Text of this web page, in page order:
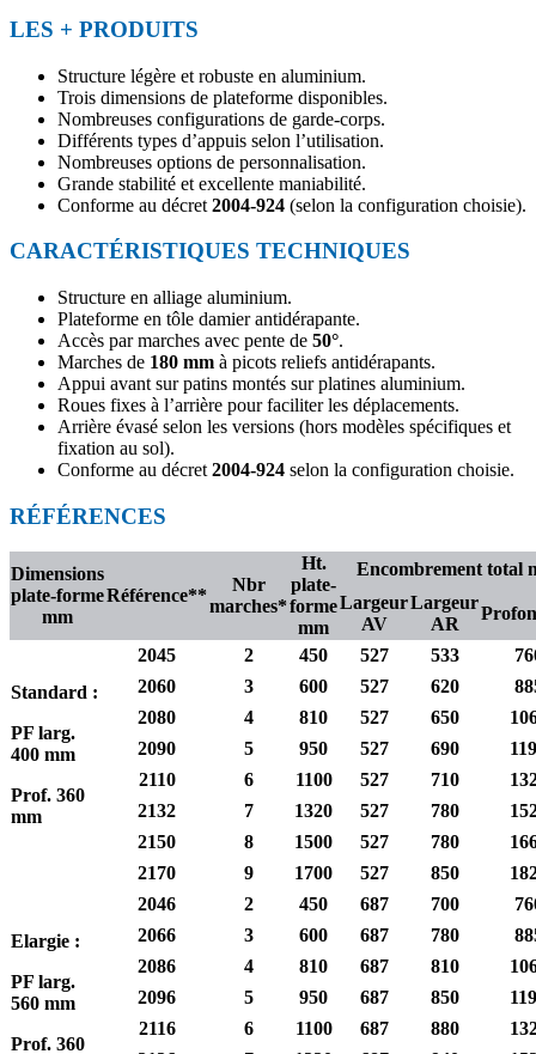
LES + PRODUITS
Structure légère et robuste en aluminium.
Trois dimensions de plateforme disponibles.
Nombreuses configurations de garde-corps.
Différents types d’appuis selon l’utilisation.
Nombreuses options de personnalisation.
Grande stabilité et excellente maniabilité.
Conforme au décret 2004-924 (selon la configuration choisie).
CARACTÉRISTIQUES TECHNIQUES
Structure en alliage aluminium.
Plateforme en tôle damier antidérapante.
Accès par marches avec pente de 50°.
Marches de 180 mm à picots reliefs antidérapants.
Appui avant sur patins montés sur platines aluminium.
Roues fixes à l’arrière pour faciliter les déplacements.
Arrière évasé selon les versions (hors modèles spécifiques et
fixation au sol).
Conforme au décret 2004-924 selon la configuration choisie.
RÉFÉRENCES
Dimensions
plate-forme
mm
Référence**
Nbr
marches*
Ht.
plate-
forme
mm
Encombrement total
Largeur
AV
Largeur
AR
Standard :
PF larg.
400 mm
Prof. 360
mm
2045 2 450 527 533
2060
3 600 527 620
2080
4 810 527 650
2090
5 950 527 690
2110
6 1100 527 710
2132
7 1320 527 780
2150
8 1500 527 780
2170
9 1700 527 850
Elargie :
PF larg.
560 mm
Prof. 360
2046 2 450 687 700
2066
3 600 687 780
2086
4 810 687 810
2096
5 950 687 850
2116
6 1100 687 880